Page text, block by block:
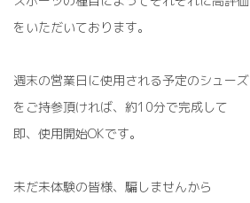
をいただいております。
週末の営業日に使用される予定のシューズ
をご持参頂ければ、約10分で完成して
即、使用開始OKです。
未だ未体験の皆様、騙しませんから